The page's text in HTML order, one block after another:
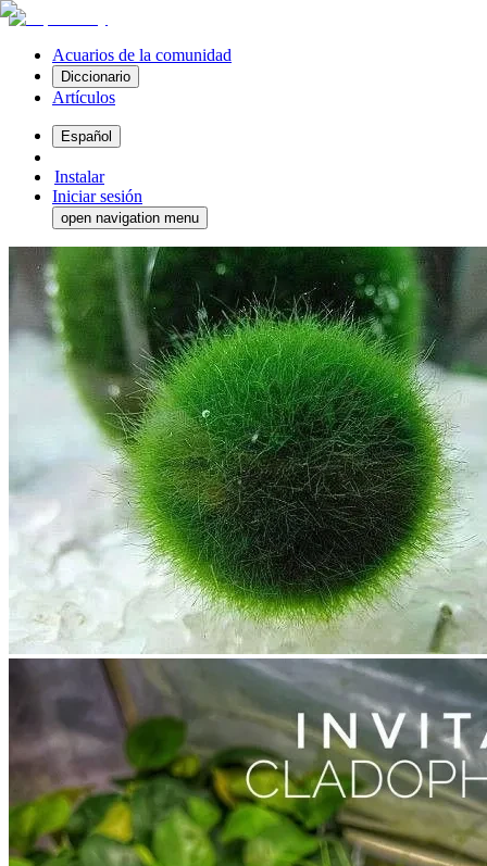
Acuarios de la comunidad
Diccionario
Artículos
Español
Instalar
Iniciar sesión
open navigation menu